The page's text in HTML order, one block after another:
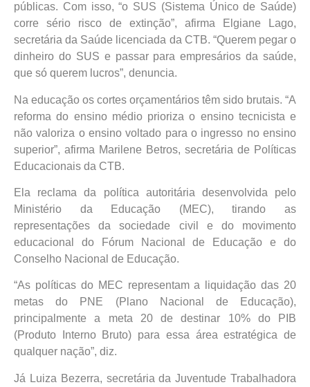
públicas. Com isso, “o SUS (Sistema Único de Saúde)
corre sério risco de extinção”, afirma Elgiane Lago,
secretária da Saúde licenciada da CTB. “Querem pegar o
dinheiro do SUS e passar para empresários da saúde,
que só querem lucros”, denuncia.
Na educação os cortes orçamentários têm sido brutais. “A
reforma do ensino médio prioriza o ensino tecnicista e
não valoriza o ensino voltado para o ingresso no ensino
superior”, afirma Marilene Betros, secretária de Políticas
Educacionais da CTB.
Ela reclama da política autoritária desenvolvida pelo
Ministério da Educação (MEC), tirando as
representações da sociedade civil e do movimento
educacional do Fórum Nacional de Educação e do
Conselho Nacional de Educação.
“As políticas do MEC representam a liquidação das 20
metas do PNE (Plano Nacional de Educação),
principalmente a meta 20 de destinar 10% do PIB
(Produto Interno Bruto) para essa área estratégica de
qualquer nação”, diz.
Já Luiza Bezerra, secretária da Juventude Trabalhadora